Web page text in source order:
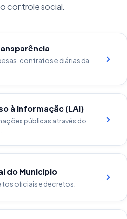
controle social.
contratos e diárias da
à Informação (LAI)
públicas através do
do Município
oficiais e decretos.